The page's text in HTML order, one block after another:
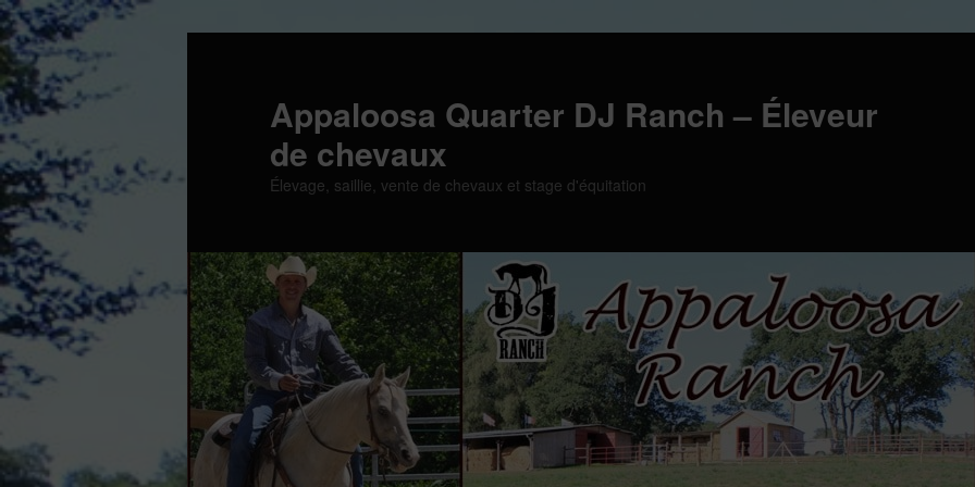
Aller
au
contenu
principal
Appaloosa Quarter DJ Ranch – Éleveur
de chevaux
Élevage, saillie, vente de chevaux et stage d'équitation